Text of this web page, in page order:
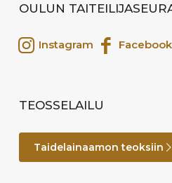
OULUN
Instagram Facebook
TEOSSELAILU
Taidelainaamon teoksiin